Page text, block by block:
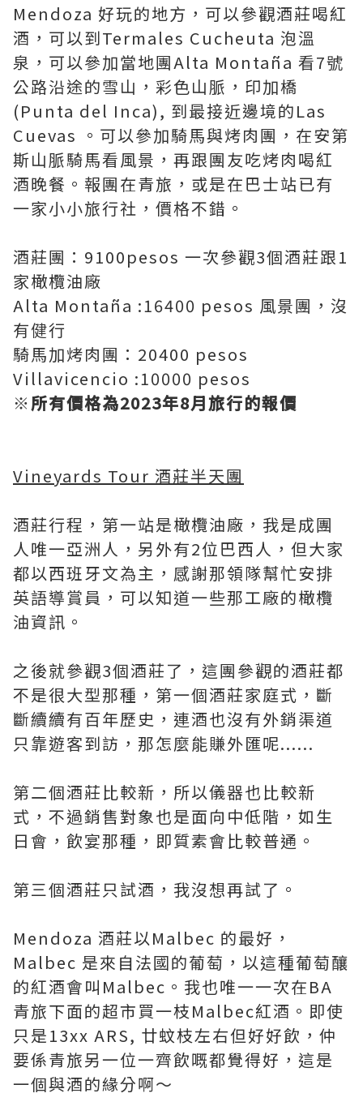
Mendoza 好玩的地方，可以參觀酒莊喝紅
酒，可以到Termales Cucheuta 泡溫
泉，可以參加當地團Alta Montaña 看7號
公路沿途的雪山，彩色山脈，印加橋
(Punta del Inca), 到最接近邊境的Las
Cuevas 。可以參加騎馬與烤肉團，在安第
斯山脈騎馬看風景，再跟團友吃烤肉喝紅
酒晚餐。報團在青旅，或是在巴士站已有
一家小小旅行社，價格不錯。
酒莊團：9100pesos 一次參觀3個酒莊跟1
家橄欖油廠
Alta Montaña :16400 pesos 風景團，沒
有健行
騎馬加烤肉團：20400 pesos
Villavicencio :10000 pesos
※所有價格為2023年8月旅行的報價
Vineyards Tour 酒莊半天團
酒莊行程，第一站是橄欖油廠，我是成團
人唯一亞洲人，另外有2位巴西人，但大家
都以西班牙文為主，感謝那領隊幫忙安排
英語導賞員，可以知道一些那工廠的橄欖
油資訊。
之後就參觀3個酒莊了，這團參觀的酒莊都
不是很大型那種，第一個酒莊家庭式，斷
斷續續有百年歷史，連酒也沒有外銷渠道
只靠遊客到訪，那怎麼能賺外匯呢......
第二個酒莊比較新，所以儀器也比較新
式，不過銷售對象也是面向中低階，如生
日會，飲宴那種，即質素會比較普通。
第三個酒莊只試酒，我沒想再試了。
Mendoza 酒莊以Malbec 的最好，
Malbec 是來自法國的葡萄，以這種葡萄釀
的紅酒會叫Malbec。我也唯一一次在BA
青旅下面的超市買一枝Malbec紅酒。即使
只是13xx ARS, 廿蚊枝左右但好好飲，仲
要係青旅另一位一齊飲嘅都覺得好，這是
一個與酒的緣分啊～